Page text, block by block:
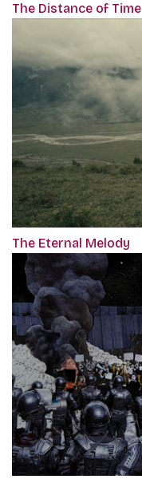
The Distance of Time
The Eternal Melody